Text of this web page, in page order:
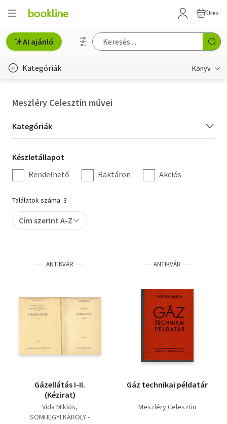
Üres
AI ajánló
Kategóriák Könyv
Hobbi, szabadidő
Irodalom
Művészet
Szakkönyv
Tankönyv, segédkönyv
Természettudomány
Vallás
Meszléry Celesztin művei
Kategória
szűrés
Kategóriák
Készletállapot
szűrés
Készletállapot
Rendelhető
Raktáron Akciós
Találatok száma: 3
Cím szerint A-Z
ANTIKVÁR
Gázellátás I-II.
(Kézirat)
Vida Miklós
SOMHEGYI KÁROLY -
ANTIKVÁR
Gáz technikai példatár
Meszléry Celesztin